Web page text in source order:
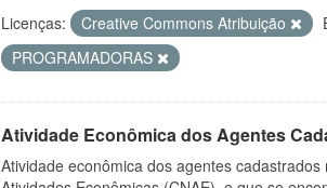
Licenças: Creative Commons Atribuição
PROGRAMADORAS
Atividade Econômica dos Agentes
Atividade econômica dos agentes